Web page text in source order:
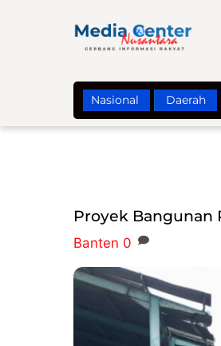
Nasional Daerah
Proyek Bangunan
Banten 0